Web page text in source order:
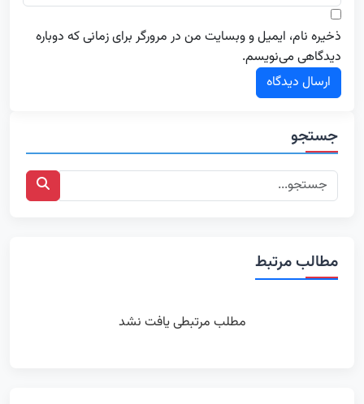
ذخیره نام، ایمیل و وبسایت من در مرورگر برای زمانی که دوباره
دیدگاهی می‌نویسم.
جستجو
مطالب مرتبط
مطلب مرتبطی یافت نشد